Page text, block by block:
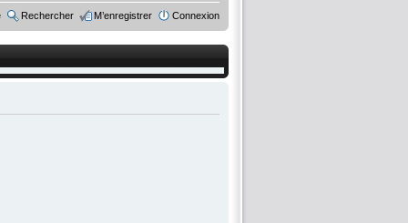
Rechercher M’enregistrer Connexion